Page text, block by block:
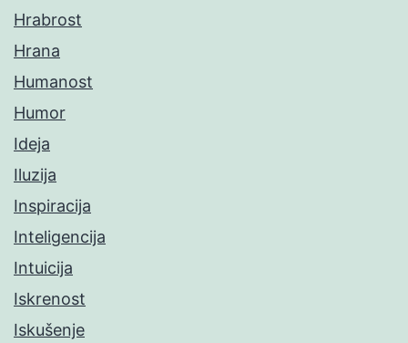
Hrabrost
Hrana
Humanost
Humor
Ideja
Iluzija
Inspiracija
Inteligencija
Intuicija
Iskrenost
Iskušenje